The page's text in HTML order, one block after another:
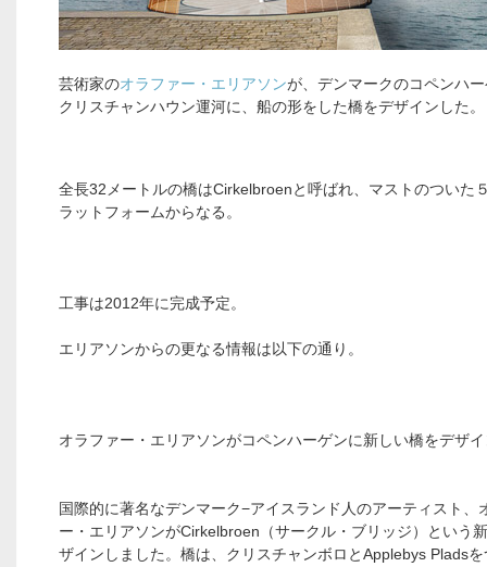
芸術家のオラファー・エリアソンが、デンマークのコペンハ
クリスチャンハウン運河に、船の形をした橋をデザインした。
全長32メートルの橋はCirkelbroenと呼ばれ、マストのついた
ラットフォームからなる。
工事は2012年に完成予定。
エリアソンからの更なる情報は以下の通り。
オラファー・エリアソンがコペンハーゲンに新しい橋をデザ
国際的に著名なデンマーク−アイスランド人のアーティスト、
ー・エリアソンがCirkelbroen（サークル・ブリッジ）という
ザインしました。橋は、クリスチャンボロとApplebys Plads